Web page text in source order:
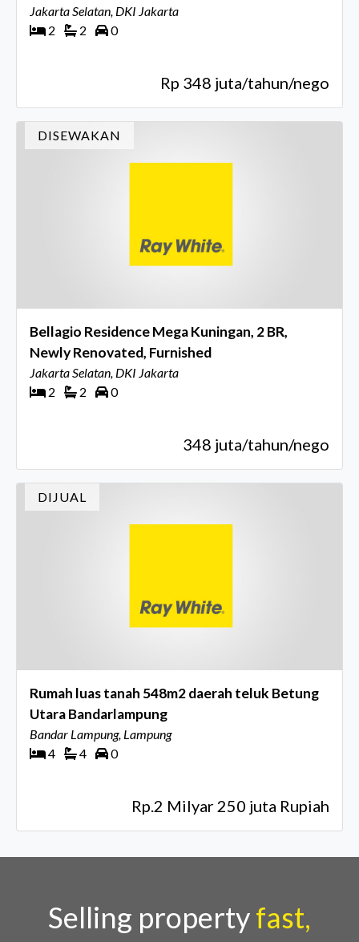
Jakarta Selatan, DKI Jakarta
2
2 0
Rp 348 juta/tahun/nego
DISEWAKAN
Bellagio Residence Mega Kuningan, 2 BR,
Newly Renovated, Furnished
Jakarta Selatan, DKI Jakarta
2
2 0
348 juta/tahun/nego
DIJUAL
Rumah luas tanah 548m2 daerah teluk Betung
Utara Bandarlampung
Bandar Lampung, Lampung
4
4 0
Rp.2 Milyar 250 juta Rupiah
Selling propertyfast,